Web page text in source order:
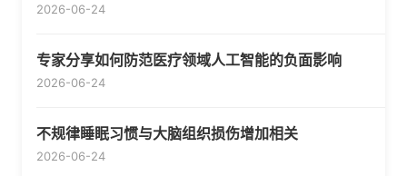
2026-06-24
专家分享如何防范医疗领域人工智能的负面影响
2026-06-24
不规律睡眠习惯与大脑组织损伤增加相关
2026-06-24